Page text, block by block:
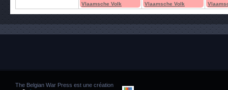
Vlaamsche Volk
Vlaamsche Volk
The Belgian War Press est une création